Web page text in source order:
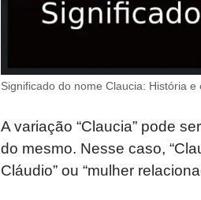
Significado do nome Claucia: História
A variação “Claucia” pode
do mesmo. Nesse caso,
Cláudio” ou “mulher